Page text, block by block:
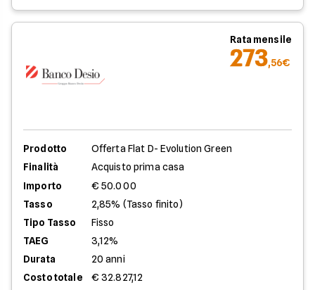
Rata mensile
273,56€
Prodotto
Offerta Flat D- Evolution Green
Finalità
Acquisto prima casa
Importo
€ 50.000
Tasso
2,85% (Tasso finito)
Tipo Tasso
Fisso
TAEG
3,12%
Durata
20 anni
Costo totale
€ 32.827,12